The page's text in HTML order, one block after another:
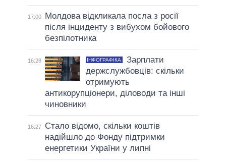
17:00
Молдова відкликала посла з росії
після інциденту з вибухом бойового
безпілотника
16:28 ІНФОГРАФІКА
Зарплати
держслужбовців: скільки
отримують
антикорупціонери, діловоди та інші
чиновники
16:27
Стало відомо, скільки коштів
надійшло до Фонду підтримки
енергетики України у липні